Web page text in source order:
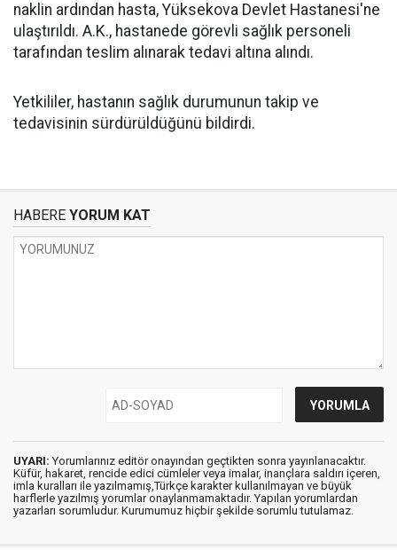
naklin ardından hasta, Yüksekova Devlet Hastanesi'ne
ulaştırıldı. A.K., hastanede görevli sağlık personeli
tarafından teslim alınarak tedavi altına alındı.
Yetkililer, hastanın sağlık durumunun takip ve
tedavisinin sürdürüldüğünü bildirdi.
HABERE YORUM KAT
UYARI: Yorumlarınız editör onayından geçtikten sonra yayınlanacaktır.
Küfür, hakaret, rencide edici cümleler veya imalar, inançlara saldırı içeren,
imla kuralları ile yazılmamış,Türkçe karakter kullanılmayan ve büyük
harflerle yazılmış yorumlar onaylanmamaktadır. Yapılan yorumlardan
yazarları sorumludur. Kurumumuz hiçbir şekilde sorumlu tutulamaz.